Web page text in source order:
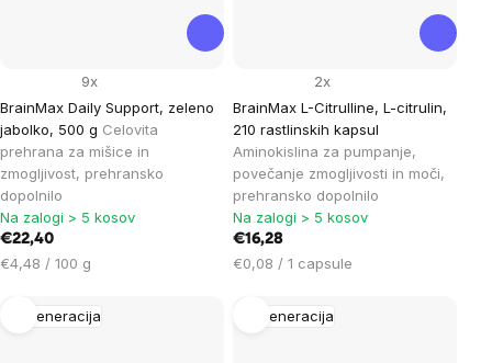
BrainMax Daily Support, zeleno
jabolko, 500 g Celovita
prehrana za mišice in
zmogljivost, prehransko
dopolnilo
9x
Na zalogi > 5 kosov
€22,40
Cena
enoto:
€4,48 / 100 g
BrainMax L-Citrulline, L-citrulin,
210 rastlinskih kapsul
Aminokislina za pumpanje,
povečanje zmogljivosti in moči,
prehransko dopolnilo
2x
Na zalogi > 5 kosov
€16,28
Cena
enoto:
€0,08 / 1 capsule
Regeneracija Regeneracija